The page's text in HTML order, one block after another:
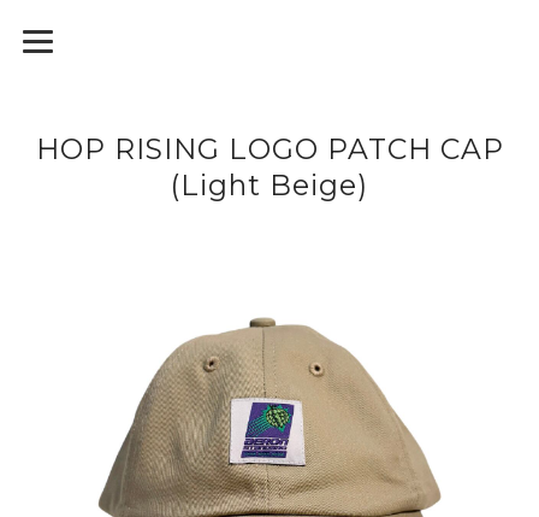
HOP RISING LOGO PATCH CAP
(Light Beige)